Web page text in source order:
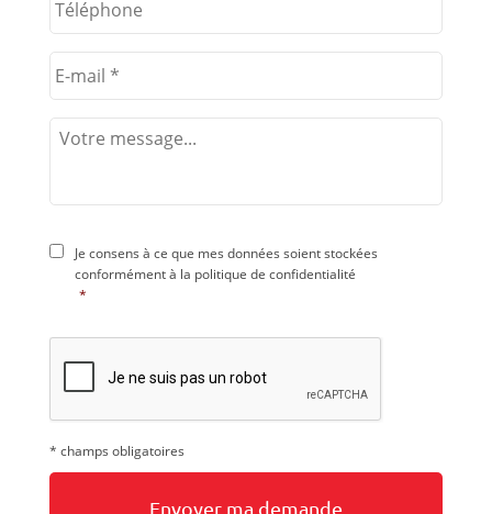
Je consens à ce que mes données soient stockées
conformément à la politique de confidentialité
*
* champs obligatoires